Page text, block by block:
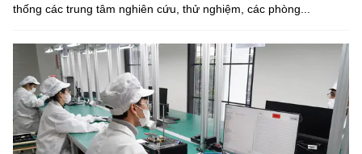
thống các trung tâm nghiên cứu, thử nghiệm, các phòng...